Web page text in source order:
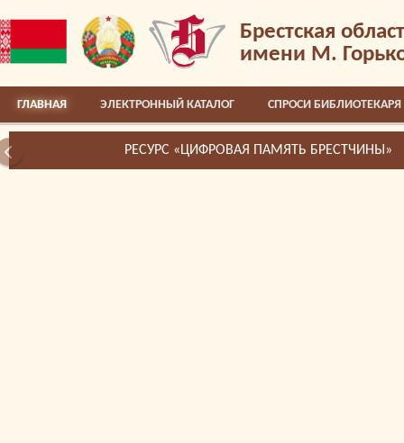
Брестская
имени М.
ГЛАВНАЯ ЭЛЕКТРОННЫЙ КАТАЛОГ СПРОСИ БИБЛИОТЕКАРЯ
РЕСУРС «ЦИФРОВАЯ ПАМЯТЬ БРЕСТЧИНЫ»